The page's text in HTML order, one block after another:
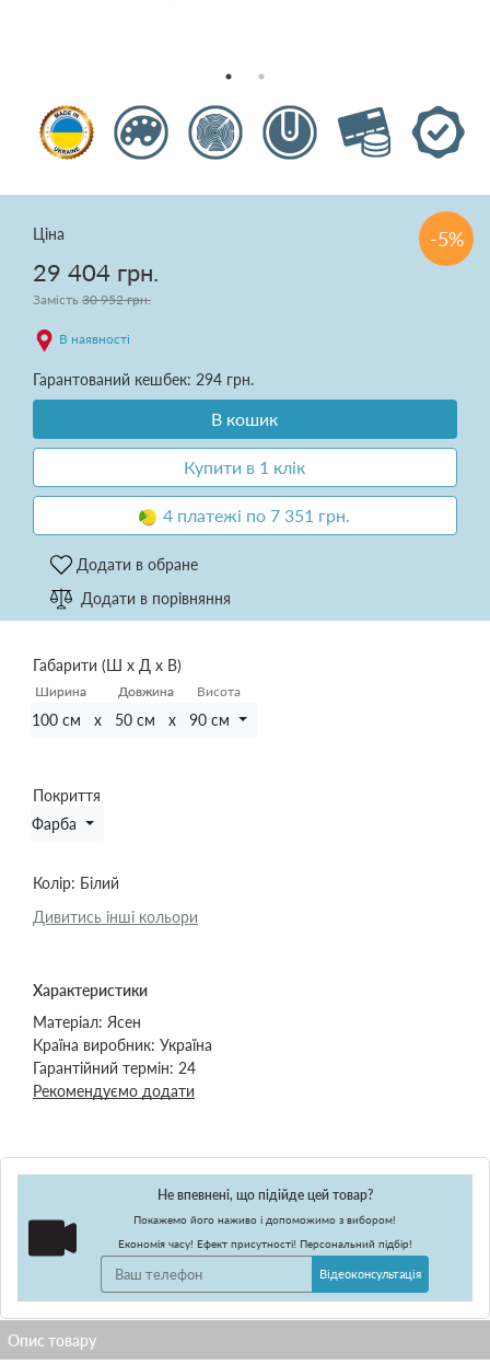
Текстиль для спальні
-5%
Ціна
29 404 грн.
Замість 30 952 грн.
В наявності
Гарантований кешбек: 294 грн.
В кошик
Купити в 1 клік
4 платежі по 7 351 грн.
Додати в обране
Додати в порівняння
Габарити (Ш х Д х В)
Ширина Довжина
Ширина Довжина Висота
100 см x 50 см x 90 см
Покриття
Фарба
Колір: Білий
Дивитись інші кольори
Характеристики
Матеріал: Ясен
Країна виробник: Україна
Гарантійний термін: 24
Рекомендуємо додати
Не впевнені, що підійде цей товар?
Покажемо його наживо і допоможимо з вибором!
Економія часу! Ефект присутності! Персональний підбір!
Відеоконсультація